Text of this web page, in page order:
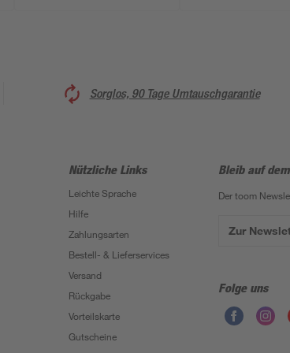
Sorglos, 90 Tage Umtauschgarantie
Nützliche Links
Leichte Sprache
Hilfe
Zahlungsarten
Bestell- & Lieferservices
Versand
Rückgabe
Vorteilskarte
Gutscheine
Bleib auf
Der toom
Zur
Folge uns